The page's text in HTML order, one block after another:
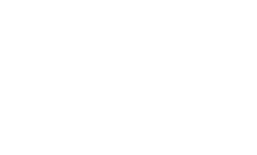
so suvenírmi, čistiareň, konferenčné sály. Vonku bazén, bar pri bazéne, terasa
a slnečníkmi (len pre dospelých).
uvedené vybavenie)
a slnečníky za poplatok.